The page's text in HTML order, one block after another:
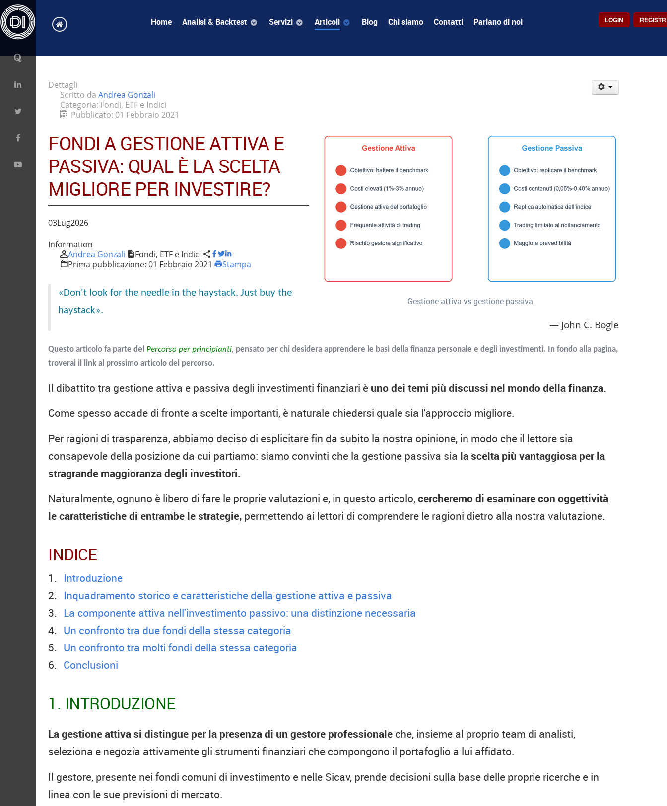
Home Analisi & Backtest Servizi Articoli Blog Chi siamo Contatti Parlano di noi LOGIN
Dettagli
Scritto da Andrea Gonzali
Categoria: Fondi, ETF e Indici
Pubblicato: 01 Febbraio 2021
Gestione attiva vs gestione passiva
FONDI A GESTIONE ATTIVA E
PASSIVA: QUAL È LA SCELTA
MIGLIORE PER INVESTIRE?
03Lug2026
Information
Andrea Gonzali
Fondi, ETF e Indici
Prima pubblicazione: 01 Febbraio 2021 Stampa
«Don't look for the needle in the haystack. Just buy the
haystack».
John C. Bogle
Questo articolo fa parte del Percorso per principianti, pensato per chi desidera apprendere le basi della finanza personale e degli investimenti. In fondo alla pagina,
troverai il link al prossimo articolo del percorso.
Il dibattito tra gestione attiva e passiva degli investimenti finanziari è uno dei temi più discussi nel mondo della finanza.
Come spesso accade di fronte a scelte importanti, è naturale chiedersi quale sia l'approccio migliore.
Per ragioni di trasparenza, abbiamo deciso di esplicitare fin da subito la nostra opinione, in modo che il lettore sia
consapevole della posizione da cui partiamo: siamo convinti che la gestione passiva sia la scelta più vantaggiosa per la
stragrande maggioranza degli investitori.
Naturalmente, ognuno è libero di fare le proprie valutazioni e, in questo articolo,cercheremo di esaminare con oggettività
le caratteristiche di entrambe le strategie, permettendo ai lettori di comprendere le ragioni dietro alla nostra valutazione.
INDICE
Introduzione
Inquadramento storico e caratteristiche della gestione attiva e passiva
La componente attiva nell'investimento passivo: una distinzione necessaria
Un confronto tra due fondi della stessa categoria
Un confronto tra molti fondi della stessa categoria
Conclusioni
1. INTRODUZIONE
La gestione attiva si distingue per la presenza di un gestore professionale che, insieme al proprio team di analisti,
seleziona e negozia attivamente gli strumenti finanziari che compongono il portafoglio a lui affidato.
Il gestore, presente nei fondi comuni di investimento e nelle Sicav, prende decisioni sulla base delle proprie ricerche e in
linea con le sue previsioni di mercato.